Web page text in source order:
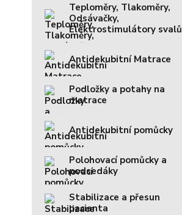
Teploměry, Tlakoměry,
Odsávačky,
Elektrostimulátory svalů
Antidekubitní Matrace
Podložky a potahy na
matrace
Antidekubitní pomůcky
Polohovací pomůcky a
podsedáky
Stabilizace a přesun
pacienta